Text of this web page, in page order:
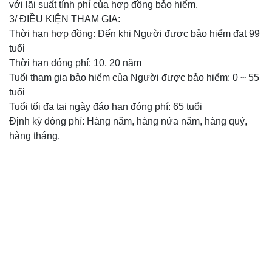
với lãi suất tính phí của hợp đồng bảo hiểm.
3/ ĐIỀU KIỆN THAM GIA:
Thời hạn hợp đồng: Đến khi Người được bảo hiểm đạt 99
tuổi
Thời hạn đóng phí: 10, 20 năm
Tuổi tham gia bảo hiểm của Người được bảo hiểm: 0 ~ 55
tuổi
Tuổi tối đa tại ngày đáo hạn đóng phí: 65 tuổi
Định kỳ đóng phí: Hàng năm, hàng nửa năm, hàng quý,
hàng tháng.